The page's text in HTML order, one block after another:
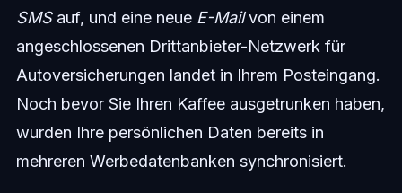
SMSauf, und eine neue E-Mailvon einem
angeschlossenen Drittanbieter-Netzwerk für
Autoversicherungen landet in Ihrem Posteingang.
Noch bevor Sie Ihren Kaffee ausgetrunken haben,
wurden Ihre persönlichen Daten bereits in
mehreren Werbedatenbanken synchronisiert.